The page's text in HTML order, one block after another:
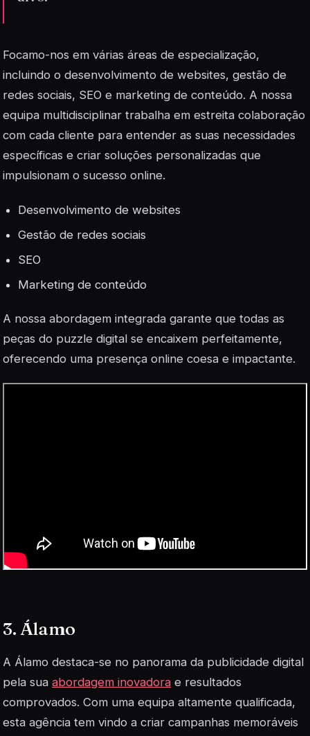
Focamo-nos em várias áreas de especialização,
incluindo o desenvolvimento de websites, gestão de
redes sociais, SEO e marketing de conteúdo. A nossa
equipa multidisciplinar trabalha em estreita colaboração
com cada cliente para entender as suas necessidades
específicas e criar soluções personalizadas que
impulsionam o sucesso online.
Desenvolvimento de websites
Gestão de redes sociais
SEO
Marketing de conteúdo
A nossa abordagem integrada garante que todas as
peças do puzzle digital se encaixem perfeitamente,
oferecendo uma presença online coesa e impactante.
3. Álamo
A Álamo destaca-se no panorama da publicidade digital
pela sua abordagem inovadora e resultados
comprovados. Com uma equipa altamente qualificada,
esta agência tem vindo a criar campanhas memoráveis